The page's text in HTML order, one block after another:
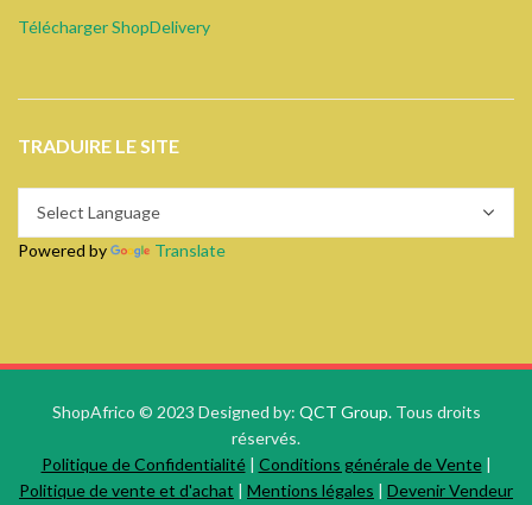
Télécharger ShopDelivery
TRADUIRE LE SITE
Powered by Translate
ShopAfrico © 2023 Designed by: QCT Group.Tous droits
réservés.
Politique de Confidentialité| Conditions générale de Vente|
Politique de vente et d'achat | Mentions légales | Devenir Vendeur